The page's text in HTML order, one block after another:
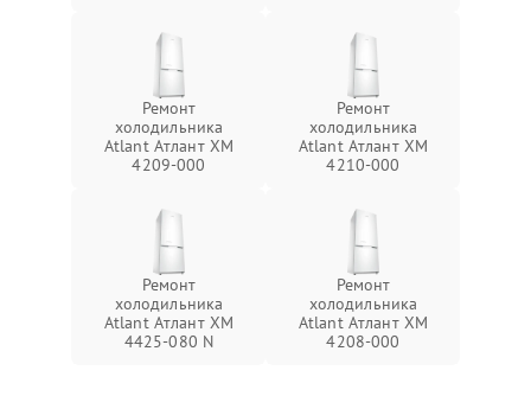
Ремонт
холодильника
Atlant Атлант ХМ
4209-000
Ремонт
холодильника
Atlant Атлант ХМ
4210-000
Ремонт
холодильника
Atlant Атлант ХМ
4425-080 N
Ремонт
холодильника
Atlant Атлант ХМ
4208-000